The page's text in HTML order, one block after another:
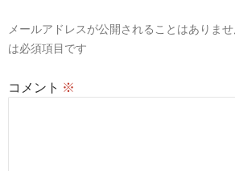
ョ
メールアドレスが公開されることはありませ
は必須項目です
コメント ※